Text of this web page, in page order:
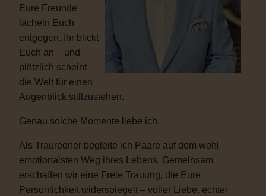
Eure Freunde
lächeln Euch
entgegen. Ihr blickt
Euch an – und
plötzlich scheint
die Welt für einen
Augenblick stillzustehen.
Genau solche Momente liebe ich.
Als Trauredner begleite ich Paare auf dem wohl
emotionalsten Weg ihres Lebens. Gemeinsam
erschaffen wir eine Freie Trauung, die Eure
Persönlichkeit widerspiegelt – voller Liebe, echter